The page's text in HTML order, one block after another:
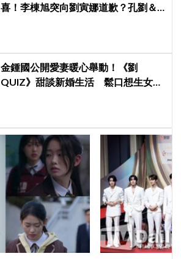
喜！李棟旭突向劉寅娜道歉？孔劉＆
金鍾國公開愛妻暖心舉動！《劉
QUIZ》甜談新婚生活 鬆口想生女兒